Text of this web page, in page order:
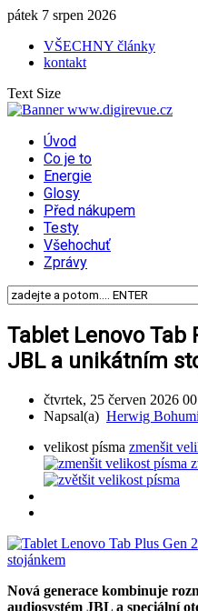
pátek 7 srpen 2026
VŠECHNY články
kontakt
Text Size
Úvod
Co je to
Energie
Glosy
Před nákupem
Testy
Všehochuť
Zprávy
Tablet Lenovo Tab
JBL a unikátním
čtvrtek, 25 červen 2026
Napsal(a) Herwig
velikost písma zmenšit
Nová generace kombinuje
audiosystém JBL a speciální